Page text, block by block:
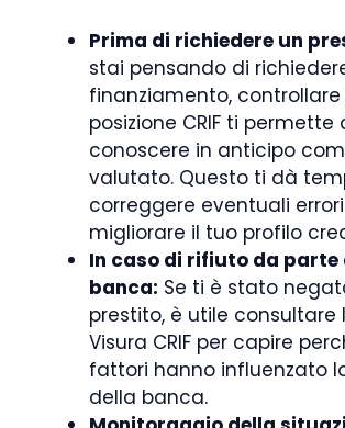
Prima di richiedere un
stai pensando di
finanziamento,
posizione CRIF ti permette
conoscere in anticipo
valutato. Questo ti dà
correggere eventuali
migliorare il tuo profilo
In caso di rifiuto da parte
banca: Se ti è stato
prestito, è utile consultare
Visura CRIF per capire
fattori hanno influenzato
della banca.